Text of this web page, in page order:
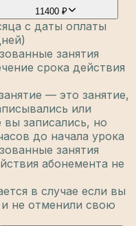
11400 ₽
с даты оплаты
занятия
срока действия
— это занятие,
или
вы записались, но
до начала урока
занятия
абонемента не
в случае если вы
и не отменили свою